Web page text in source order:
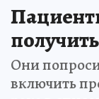
Они
включить